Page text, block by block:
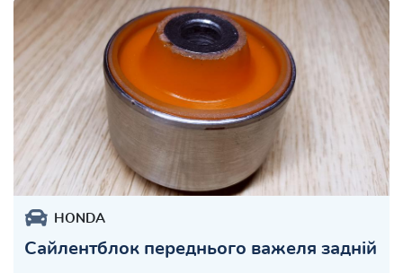
HONDA
Сайлентблок переднього важеля задній